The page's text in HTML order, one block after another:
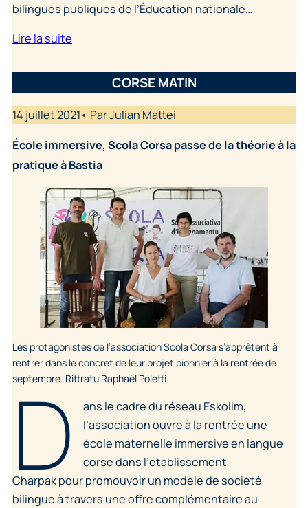
bilingues publiques de l’Éducation nationale…
Lire la suite
CORSE MATIN
14 juillet 2021• Par Julian Mattei
École immersive, Scola Corsa passe de la théorie à la
pratique à Bastia
Les protagonistes de l’association Scola Corsa s’apprêtent à
rentrer dans le concret de leur projet pionnier à la rentrée de
septembre. Rittratu Raphaël Poletti
D
ans le cadre du réseau Eskolim,
l’association ouvre à la rentrée une
école maternelle immersive en langue
corse dans l’établissement
Charpak pour promouvoir un modèle de société
bilingue à travers une offre complémentaire au